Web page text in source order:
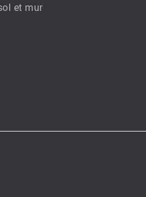
et mur